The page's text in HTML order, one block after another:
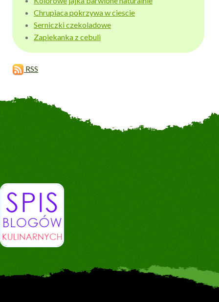
Chrupiaca pokrzywa w ciescie
Serniczki czekoladowe
Zapiekanka z cebuli
RSS